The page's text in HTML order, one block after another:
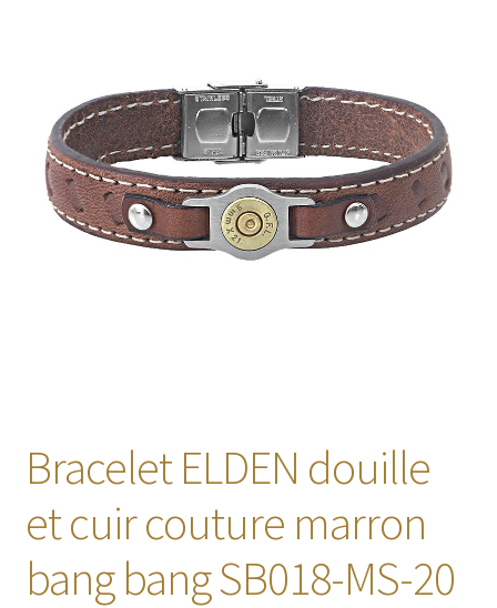
Bracelet ELDEN douille
et cuir couture marron
bang bang SB018-MS-20